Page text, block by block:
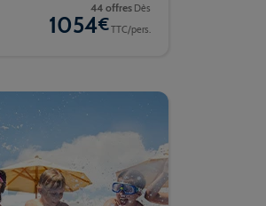
44 offres Dès
1054€TTC/pers.